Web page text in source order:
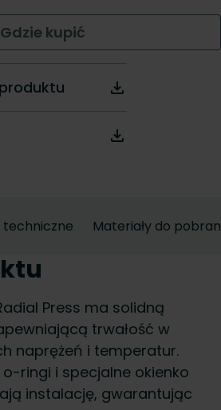
Gdzie kupić
techniczne Materiały do
Radial Press ma solidną
trwałość w
naprężeń i temperatur.
ringi i specjalne okienko
instalację, gwarantując